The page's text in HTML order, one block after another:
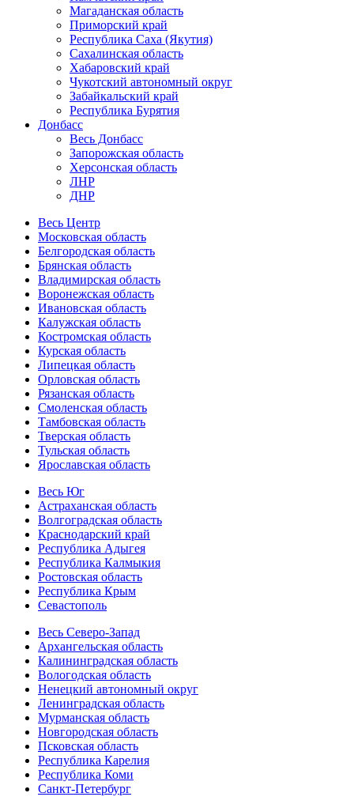
Магаданская область
Приморский край
Республика Саха (Якутия)
Сахалинская область
Хабаровский край
Чукотский автономный округ
Забайкальский край
Республика Бурятия
Донбасс
Весь Донбасс
Запорожская область
Херсонская область
ЛНР
ДНР
Весь Центр
Московская область
Белгородская область
Брянская область
Владимирская область
Воронежская область
Ивановская область
Калужская область
Костромская область
Курская область
Липецкая область
Орловская область
Рязанская область
Смоленская область
Тамбовская область
Тверская область
Тульская область
Ярославская область
Весь Юг
Астраханская область
Волгоградская область
Краснодарский край
Республика Адыгея
Республика Калмыкия
Ростовская область
Республика Крым
Севастополь
Весь Северо-Запад
Архангельская область
Калининградская область
Вологодская область
Ненецкий автономный округ
Ленинградская область
Мурманская область
Новгородская область
Псковская область
Республика Карелия
Республика Коми
Санкт-Петербург